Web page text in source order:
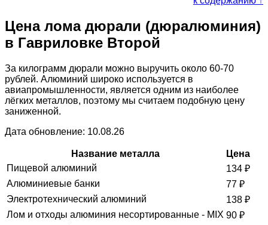
Цена лома дюрали (дюралюминия)
в Гавриловке Второй
За килограмм дюрали можно выручить около 60-70
рублей. Алюминий широко используется в
авиапромышленности, является одним из наиболее
лёгких металлов, поэтому мы считаем подобную цену
заниженной.
Дата обновление: 10.08.26
Название металла
Цена
Пищевой алюминий
134 ₽
Алюминиевые банки
77 ₽
Электротехнический алюминий
138 ₽
Лом и отходы алюминия несортированные - MIX 90 ₽